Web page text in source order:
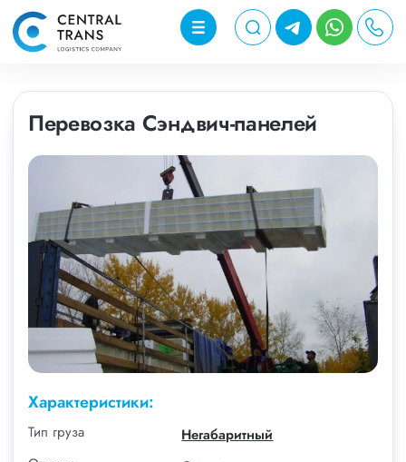
Перевозка Сэндвич-панелей
Характеристики:
Тип груза
Негабаритный